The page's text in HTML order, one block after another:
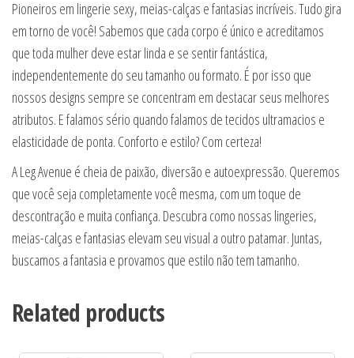
Pioneiros em lingerie sexy, meias-calças e fantasias incríveis. Tudo gira
em torno de você! Sabemos que cada corpo é único e acreditamos
que toda mulher deve estar linda e se sentir fantástica,
independentemente do seu tamanho ou formato. É por isso que
nossos designs sempre se concentram em destacar seus melhores
atributos. E falamos sério quando falamos de tecidos ultramacios e
elasticidade de ponta. Conforto e estilo? Com certeza!
A Leg Avenue é cheia de paixão, diversão e autoexpressão. Queremos
que você seja completamente você mesma, com um toque de
descontração e muita confiança. Descubra como nossas lingeries,
meias-calças e fantasias elevam seu visual a outro patamar. Juntas,
buscamos a fantasia e provamos que estilo não tem tamanho.
Related products